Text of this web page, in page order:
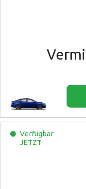
Verfügbar
JETZT